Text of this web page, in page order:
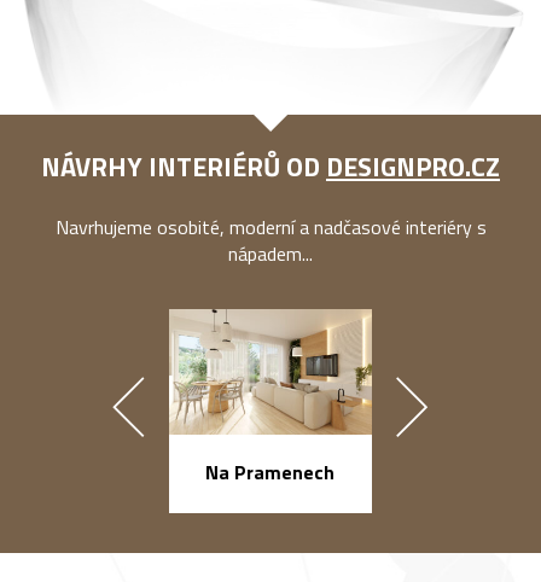
NÁVRHY INTERIÉRŮ OD DESIGNPRO.CZ
Navrhujeme osobité, moderní a nadčasové interiéry s
nápadem...
Na Pramenech